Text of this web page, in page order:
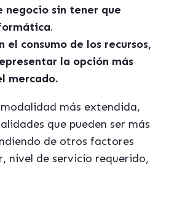
negocio sin tener que
.
el consumo de los recursos,
la opción más
mercado.
más extendida,
que pueden ser más
de otros factores
nivel de servicio requerido,